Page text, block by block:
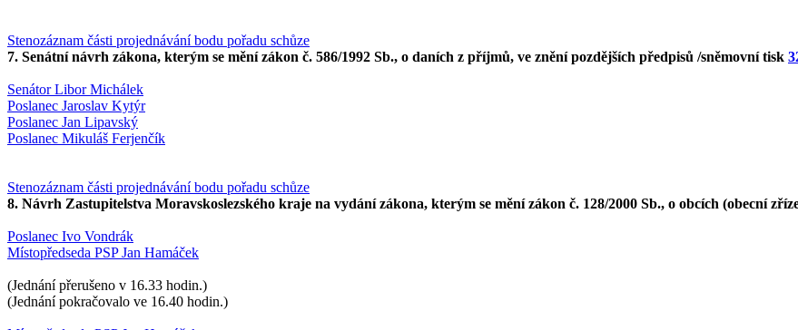
Stenozáznam části projednávání bodu pořadu schůze
7. Senátní návrh zákona, kterým se mění zákon č. 586/1992 Sb., o daních z příjmů, ve znění pozdějších předpisů /sněmovní tisk
Senátor Libor Michálek
Poslanec Jaroslav Kytýr
Poslanec Jan Lipavský
Poslanec Mikuláš Ferjenčík
Stenozáznam části projednávání bodu pořadu schůze
8. Návrh Zastupitelstva Moravskoslezského kraje na vydání zákona, kterým se mění zákon č. 128/2000 Sb., o obcích (obecní
Poslanec Ivo Vondrák
Místopředseda PSP Jan Hamáček
(Jednání přerušeno v 16.33 hodin.)
(Jednání pokračovalo ve 16.40 hodin.)